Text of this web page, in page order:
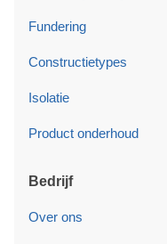
Fundering
Constructietypes
Isolatie
Product onderhoud
Bedrijf
Over ons